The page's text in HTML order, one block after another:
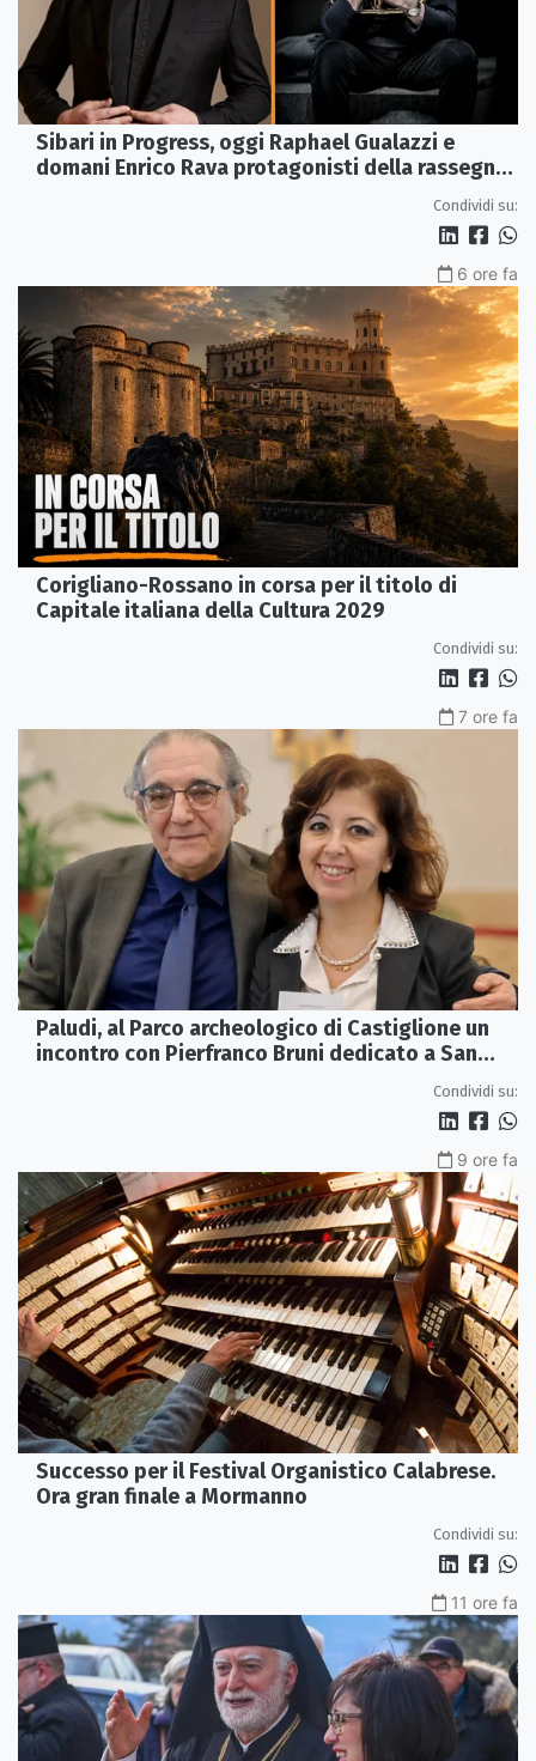
Sibari in Progress, oggi Raphael Gualazzi e
domani Enrico Rava protagonisti della rassegna
Condividi su:
6 ore fa
Corigliano-Rossano in corsa per il titolo di
Capitale italiana della Cultura 2029
Condividi su:
7 ore fa
Paludi, al Parco archeologico di Castiglione un
incontro con Pierfranco Bruni dedicato a San
Condividi su:
9 ore fa
Successo per il Festival Organistico Calabrese.
Ora gran finale a Mormanno
Condividi su:
11 ore fa